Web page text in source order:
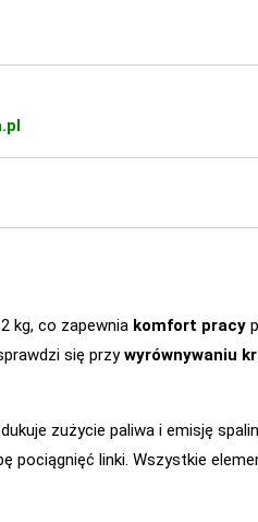
kg, co zapewnia komfort pracy
się przywyrównywaniu
zużycie paliwa i emisję
pociągnięć linki. Wszystkie